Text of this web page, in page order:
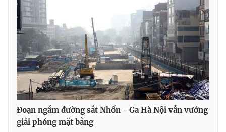
Đoạn ngầm đường sắt Nhổn - Ga Hà Nội vẫn vướng
giải phóng mặt bằng